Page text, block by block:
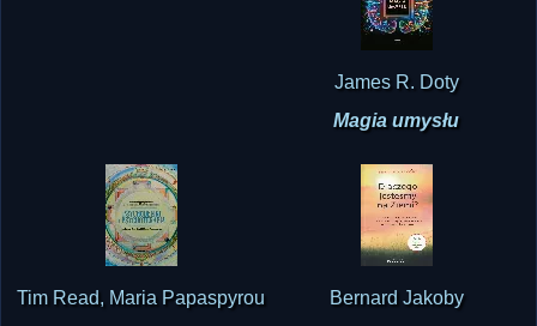
James R. Doty
Magia umysłu
Tim Read, Maria Papaspyrou
Bernard Jakoby